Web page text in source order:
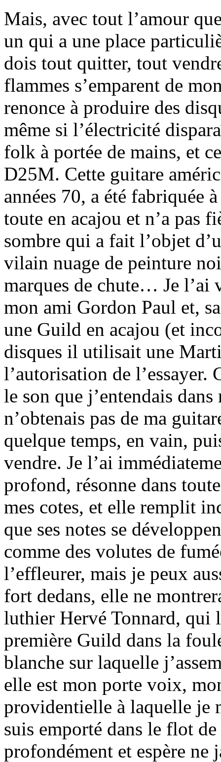
Mais, avec tout l’amour
un qui a une place
dois tout quitter, tout
flammes s’emparent de
renonce à produire des
même si l’électricité
folk à portée de mains, et
D25M. Cette guitare
années 70, a été fabriquée
toute en acajou et n’a pas
sombre qui a fait l’objet
vilain nuage de peinture
marques de chute… Je l’ai
mon ami Gordon Paul et,
une Guild en acajou (et
disques il utilisait une
l’autorisation de
le son que j’entendais
n’obtenais pas de ma
quelque temps, en vain,
vendre. Je l’ai
profond, résonne dans
mes cotes, et elle remplit
que ses notes se
comme des volutes de
l’effleurer, mais je peux
fort dedans, elle ne
luthier Hervé Tonnard, qui
première Guild dans la
blanche sur laquelle
elle est mon porte voix,
providentielle à laquelle je
suis emporté dans le flot
profondément et espère ne